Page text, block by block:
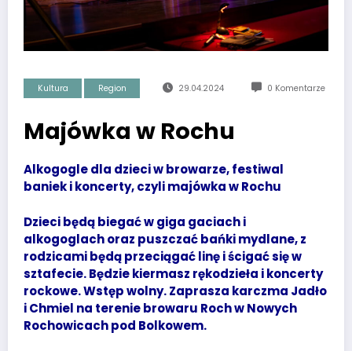
Kultura Region 29.04.2024 0 Komentarze
Majówka w Rochu
Alkogogle dla dzieci w browarze, festiwal
baniek i koncerty, czyli majówka w Rochu
Dzieci będą biegać w giga gaciach i
alkogoglach oraz puszczać bańki mydlane, z
rodzicami będą przeciągać linę i ścigać się w
sztafecie. Będzie kiermasz rękodzieła i koncerty
rockowe. Wstęp wolny. Zaprasza karczma Jadło
i Chmiel na terenie browaru Roch w Nowych
Rochowicach pod Bolkowem.